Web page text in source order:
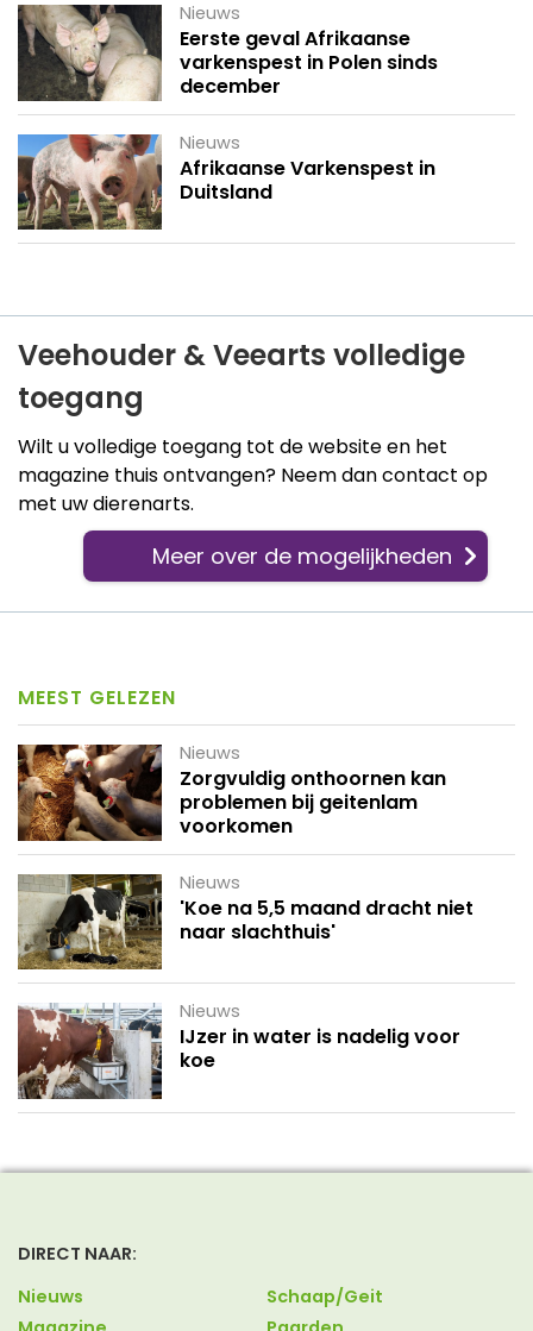
Nieuws
Eerste geval Afrikaanse
varkenspest in Polen sinds
december
Nieuws
Afrikaanse Varkenspest in
Duitsland
Veehouder & Veearts volledige
toegang
Wilt u volledige toegang tot de website en het
magazine thuis ontvangen? Neem dan contact op
met uw dierenarts.
Meer over de mogelijkheden
MEEST GELEZEN
Nieuws
Zorgvuldig onthoornen kan
problemen bij geitenlam
voorkomen
Nieuws
'Koe na 5,5 maand dracht niet
naar slachthuis'
Nieuws
IJzer in water is nadelig voor
koe
DIRECT NAAR:
Nieuws
Schaap/Geit